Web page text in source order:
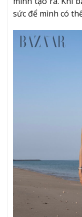
sức để mình có